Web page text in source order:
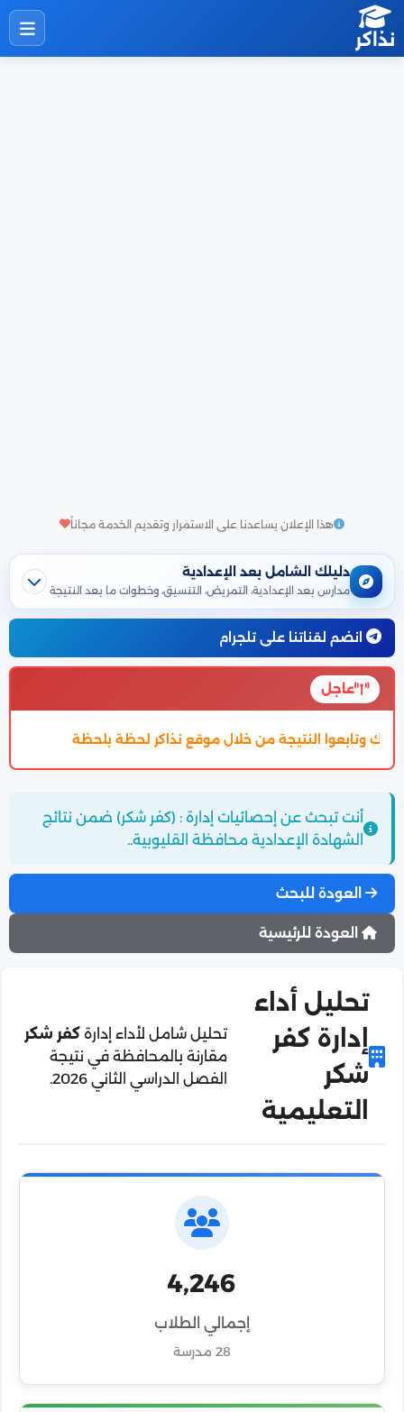
نذاكر
هذا الإعلان يساعدنا على الاستمرار وتقديم الخدمة مجاناً
دليلك الشامل بعد الإعدادية
مدارس بعد الإعدادية، التمريض، التنسيق، وخطوات ما بعد النتيجة
انضم لقناتنا على تلجرام
عاجل
موقع نذاكر لحظة بلحظة تم اعتماد تنسيق الالتحاق بالثانوية
أنت تبحث عن إحصائيات إدارة : (كفر شكر) ضمن نتائج
الشهادة الإعدادية محافظة القليوبية..
العودة للبحث
العودة للرئيسية
تحليل أداء
إدارة كفر
شكر
التعليمية
تحليل شامل لأداء إدارة كفر شكر
مقارنة بالمحافظة في نتيجة
الفصل الدراسي الثاني 2026.
4,246
إجمالي الطلاب
28 مدرسة